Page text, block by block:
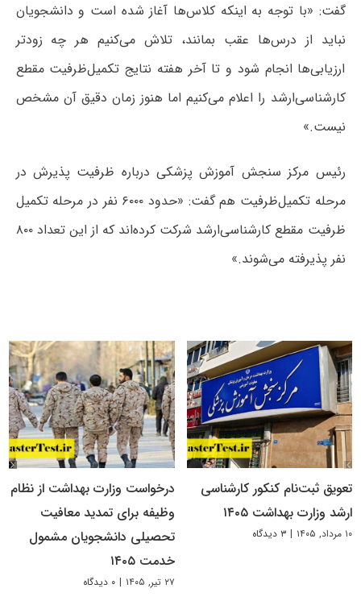
گفت: «با توجه به اینکه کلاس‌ها آغاز شده است و دانشجویان
نباید از درس‌ها عقب بمانند، تلاش می‌کنیم هر چه زودتر
ارزیابی‌ها انجام شود و تا آخر هفته نتایج تکمیل‌ظرفیت مقطع
کارشناسی‌ارشد را اعلام می‌کنیم اما هنوز زمان دقیق آن مشخص
نیست.»
رئیس مرکز سنجش آموزش پزشکی درباره ظرفیت پذیرش در
مرحله تکمیل‌ظرفیت هم گفت: «حدود ۶۰۰۰ نفر در مرحله تکمیل
ظرفیت مقطع کارشناسی‌ارشد شرکت کرده‌اند که از این تعداد ۸۰۰
نفر پذیرفته می‌شوند.»
تعویق ثبت‌نام کنکور کارشناسی
ارشد وزارت بهداشت ۱۴۰۵
۱۰ مرداد, ۱۴۰۵ | ۳ دیدگاه
درخواست وزارت بهداشت از نظام
وظیفه برای تمدید معافیت
تحصیلی دانشجویان مشمول
خدمت ۱۴۰۵
۲۷ تیر, ۱۴۰۵ | ۰ دیدگاه